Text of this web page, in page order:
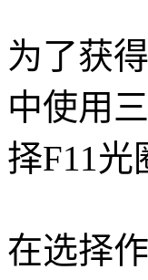
为了获
中使用
择F11光
在选择